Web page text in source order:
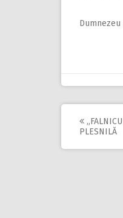
Post
PLESNILĂ